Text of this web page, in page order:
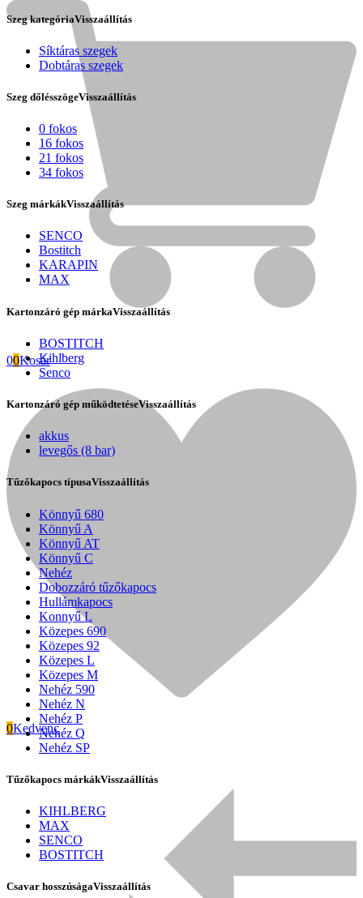
Kihlberg
Signode
00Kosár
0Kedvenc
Szeg kategóriaVisszaállítás
Síktáras szegek
Dobtáras szegek
Szeg dőlésszögeVisszaállítás
0 fokos
16 fokos
21 fokos
34 fokos
Szeg márkákVisszaállítás
SENCO
Bostitch
KARAPIN
MAX
Kartonzáró gép márkaVisszaállítás
BOSTITCH
Kihlberg
Senco
Kartonzáró gép működtetéseVisszaállítás
akkus
levegős (8 bar)
Tűzőkapocs típusaVisszaállítás
Könnyű 680
Könnyű A
Könnyű AT
Könnyű C
Nehéz
Dobozzáró tűzőkapocs
Hullámkapocs
Konnyű L
Közepes 690
Közepes 92
Közepes L
Közepes M
Nehéz 590
Nehéz N
Nehéz P
Nehéz Q
Nehéz SP
Tűzőkapocs márkákVisszaállítás
KIHLBERG
MAX
SENCO
BOSTITCH
Csavar hosszúságaVisszaállítás